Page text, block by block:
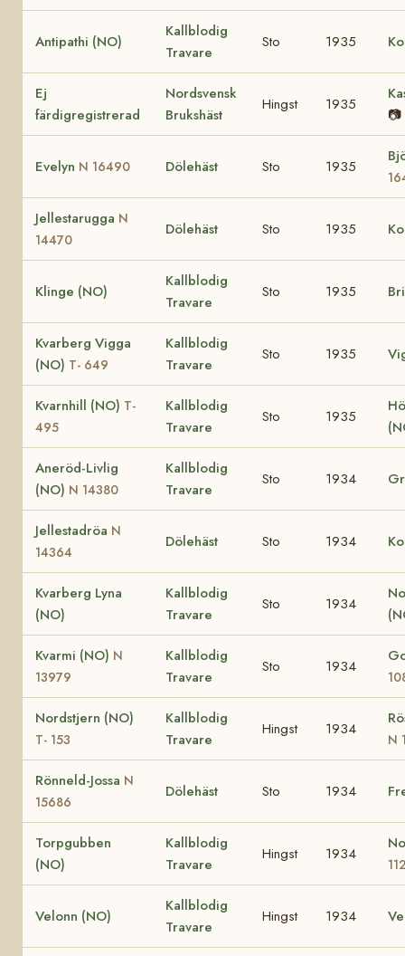
Antipathi (NO)
Kallblodig
Travare
Sto 1935
Ej
färdigregistrerad
Nordsvensk
Brukshäst
Hingst 1935
📷
Evelyn N 16490 Dölehäst Sto 1935
Jellestarugga N
14470
Dölehäst Sto 1935
Klinge (NO)
Kallblodig
Travare
Sto 1935
Kvarberg Vigga
(NO) T- 649
Kallblodig
Travare
Sto 1935
Kvarnhill (NO) T-
495
Kallblodig
Travare
Sto 1935
Aneröd-Livlig
(NO) N 14380
Kallblodig
Travare
Sto 1934
Jellestadröa N
14364
Dölehäst Sto 1934
Kvarberg Lyna
(NO)
Kallblodig
Travare
Sto 1934
Kvarmi (NO) N
13979
Kallblodig
Travare
Sto 1934
Nordstjern (NO)
T- 153
Kallblodig
Travare
Hingst 1934
N
Rönneld-Jossa N
15686
Dölehäst Sto 1934
Torpgubben
(NO)
Kallblodig
Travare
Hingst 1934
Velonn (NO)
Kallblodig
Travare
Hingst 1934